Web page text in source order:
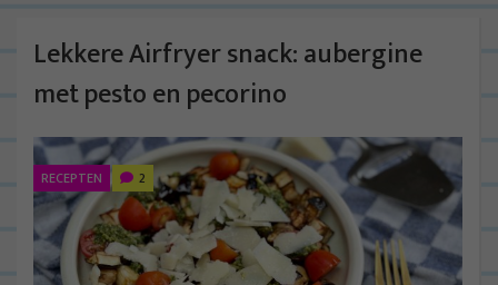
Lekkere Airfryer snack: aubergine
met pesto en pecorino
RECEPTEN 2